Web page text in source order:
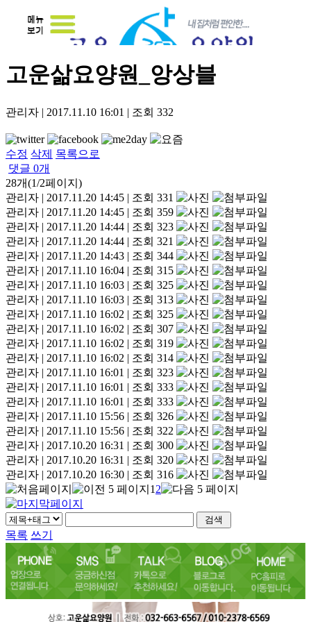
고운삶요양원_앙상블
관리자 | 2017.11.10 16:01 | 조회 332
수정 삭제 목록으로
댓글 0개
28개(1/2페이지)
관리자 | 2017.11.20 14:45 | 조회 331
관리자 | 2017.11.20 14:45 | 조회 359
관리자 | 2017.11.20 14:44 | 조회 323
관리자 | 2017.11.20 14:44 | 조회 321
관리자 | 2017.11.20 14:43 | 조회 344
관리자 | 2017.11.10 16:04 | 조회 315
관리자 | 2017.11.10 16:03 | 조회 325
관리자 | 2017.11.10 16:03 | 조회 313
관리자 | 2017.11.10 16:02 | 조회 325
관리자 | 2017.11.10 16:02 | 조회 307
관리자 | 2017.11.10 16:02 | 조회 319
관리자 | 2017.11.10 16:02 | 조회 314
관리자 | 2017.11.10 16:01 | 조회 323
관리자 | 2017.11.10 16:01 | 조회 333
관리자 | 2017.11.10 16:01 | 조회 333
관리자 | 2017.11.10 15:56 | 조회 326
관리자 | 2017.11.10 15:56 | 조회 322
관리자 | 2017.10.20 16:31 | 조회 300
관리자 | 2017.10.20 16:31 | 조회 320
관리자 | 2017.10.20 16:30 | 조회 316
1 2
목록 쓰기